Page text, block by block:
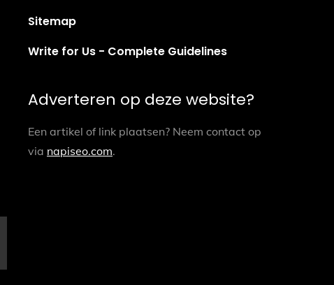
Sitemap
Write for Us - Complete Guidelines
Adverteren op deze website?
Een artikel of link plaatsen? Neem contact op
via napiseo.com.